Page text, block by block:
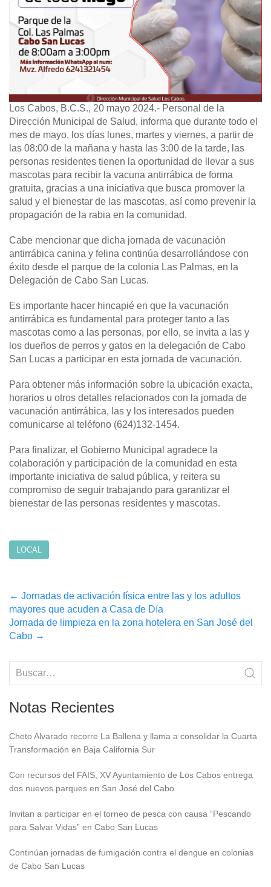
Los Cabos, B.C.S., 20 mayo 2024.- Personal de la
Dirección Municipal de Salud, informa que durante todo el
mes de mayo, los días lunes, martes y viernes, a partir de
las 08:00 de la mañana y hasta las 3:00 de la tarde, las
personas residentes tienen la oportunidad de llevar a sus
mascotas para recibir la vacuna antirrábica de forma
gratuita, gracias a una iniciativa que busca promover la
salud y el bienestar de las mascotas, así como prevenir la
propagación de la rabia en la comunidad.
Cabe mencionar que dicha jornada de vacunación
antirrábica canina y felina continúa desarrollándose con
éxito desde el parque de la colonia Las Palmas, en la
Delegación de Cabo San Lucas.
Es importante hacer hincapié en que la vacunación
antirrábica es fundamental para proteger tanto a las
mascotas como a las personas, por ello, se invita a las y
los dueños de perros y gatos en la delegación de Cabo
San Lucas a participar en esta jornada de vacunación.
Para obtener más información sobre la ubicación exacta,
horarios u otros detalles relacionados con la jornada de
vacunación antirrábica, las y los interesados pueden
comunicarse al teléfono (624)132-1454.
Para finalizar, el Gobierno Municipal agradece la
colaboración y participación de la comunidad en esta
importante iniciativa de salud pública, y reitera su
compromiso de seguir trabajando para garantizar el
bienestar de las personas residentes y mascotas.
LOCAL
Post
navigation
← Jornadas de activación física entre las y los adultos
mayores que acuden a Casa de Día
Jornada de limpieza en la zona hotelera en San José del
Cabo →
Notas Recientes
Cheto Alvarado recorre La Ballena y llama a consolidar la Cuarta
Transformación en Baja California Sur
Con recursos del FAIS, XV Ayuntamiento de Los Cabos entrega
dos nuevos parques en San José del Cabo
Invitan a participar en el torneo de pesca con causa “Pescando
para Salvar Vidas” en Cabo San Lucas
Continúan jornadas de fumigación contra el dengue en colonias
de Cabo San Lucas